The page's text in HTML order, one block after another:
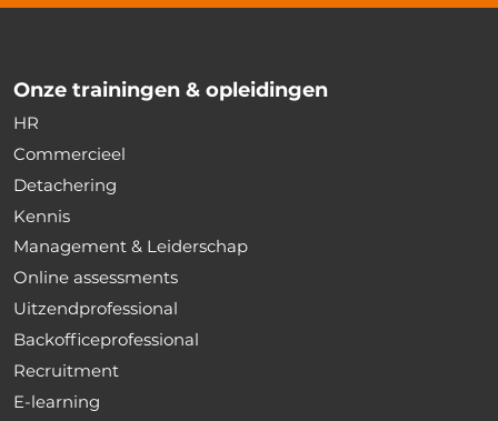
Onze trainingen & opleidingen
HR
Commercieel
Detachering
Kennis
Management & Leiderschap
Online assessments
Uitzendprofessional
Backofficeprofessional
Recruitment
E-learning